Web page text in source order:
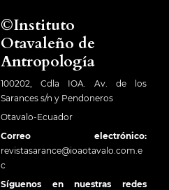
©Instituto
Otavaleño de
Antropología
100202, Cdla IOA. Av. de los
Sarances s/n y Pendoneros
Otavalo-Ecuador
Correo electrónico:
revistasarance@ioaotavalo.com.e
c
Síguenos en nuestras redes